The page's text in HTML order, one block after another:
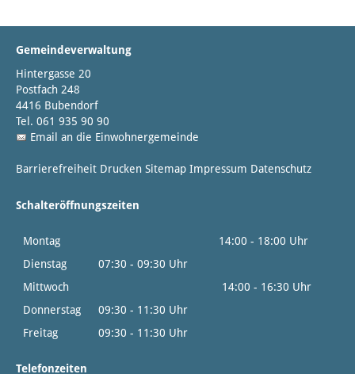
Gemeindeverwaltung
Hintergasse 20
Postfach 248
4416 Bubendorf
Tel. 061 935 90 90
Email an die Einwohnergemeinde
Barrierefreiheit Drucken Sitemap Impressum Datenschutz
Schalteröffnungszeiten
Montag
14:00 - 18:00 Uhr
Dienstag
07:30 - 09:30 Uhr
Mittwoch
14:00 - 16:30 Uhr
Donnerstag
09:30 - 11:30 Uhr
Freitag
09:30 - 11:30 Uhr
Telefonzeiten